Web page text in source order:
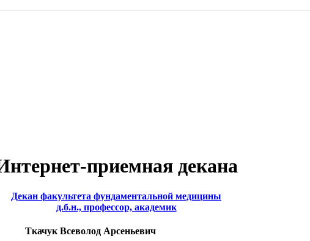
приемная декана
Декан факультета фундаментальной медицины
д.б.н., профессор, академик
Ткачук Всеволод Арсеньевич